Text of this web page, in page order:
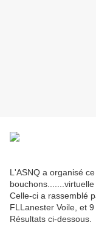
L'ASNQ a organisé
Celle-ci a rassemblé
FLLanester Voile, et
Résultats ci-dessous.